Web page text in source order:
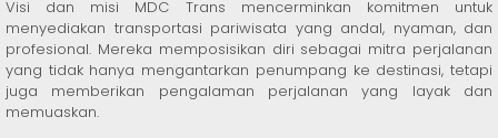
Visi dan misi MDC Trans mencerminkan komitmen untuk
menyediakan transportasi pariwisata yang andal, nyaman, dan
profesional. Mereka memposisikan diri sebagai mitra perjalanan
yang tidak hanya mengantarkan penumpang ke destinasi, tetapi
juga memberikan pengalaman perjalanan yang layak dan
memuaskan.